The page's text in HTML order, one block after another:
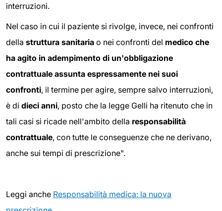
interruzioni.
Nel caso in cui il paziente si rivolge, invece, nei confronti
della struttura sanitaria o nei confronti del medico che
ha agito in adempimento di un'obbligazione
contrattuale assunta espressamente nei suoi
confronti, il termine per agire, sempre salvo interruzioni,
è di dieci anni, posto che la legge Gelli ha ritenuto che in
tali casi si ricade nell'ambito della responsabilità
contrattuale, con tutte le conseguenze che ne derivano,
anche sui tempi di prescrizione".
Leggi anche Responsabilità medica: la nuova